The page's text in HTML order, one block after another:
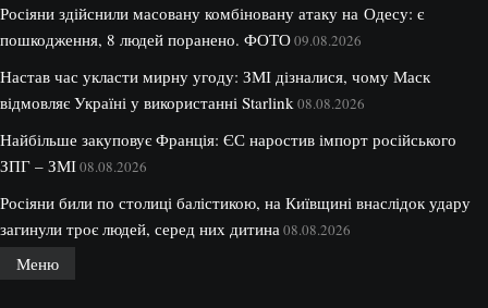
Росіяни здійснили масовану комбіновану атаку на Одесу: є
пошкодження, 8 людей поранено. ФОТО09.08.2026
Настав час укласти мирну угоду: ЗМІ дізналися, чому Маск
відмовляє Україні у використанні Starlink08.08.2026
Найбільше закуповує Франція: ЄС наростив імпорт російського
ЗПГ – ЗМІ08.08.2026
Росіяни били по столиці балістикою, на Київщині внаслідок удару
загинули троє людей, серед них дитина08.08.2026
Меню